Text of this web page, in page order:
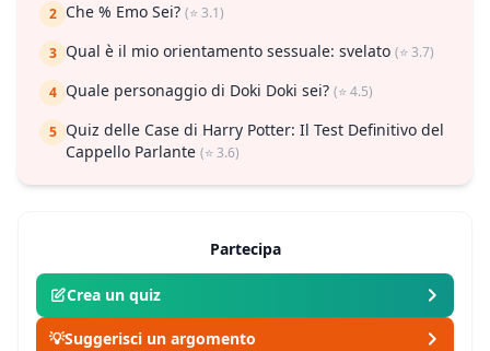
2 Che % Emo Sei? (⭐ 3.1)
3 Qual è il mio orientamento sessuale: svelato (⭐ 3.7)
4 Quale personaggio di Doki Doki sei? (⭐ 4.5)
5 Quiz delle Case di Harry Potter: Il Test Definitivo del
Cappello Parlante (⭐ 3.6)
Partecipa
Crea un quiz
💡Suggerisci un argomento